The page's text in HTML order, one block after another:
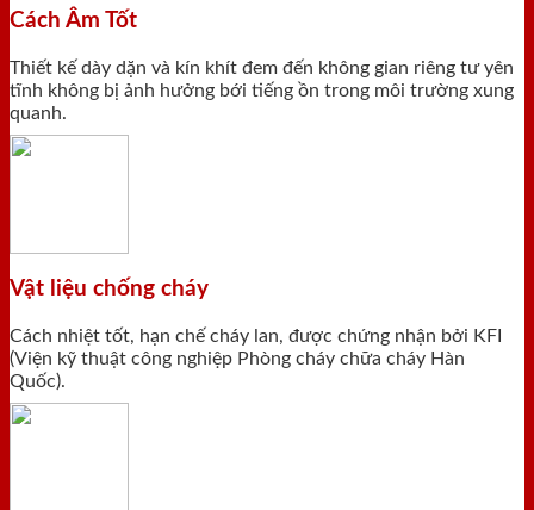
Cách Âm Tốt
Thiết kế dày dặn và kín khít đem đến không gian riêng tư yên
tĩnh không bị ảnh hưởng bới tiếng ồn trong môi trường xung
quanh.
Vật liệu chống cháy
Cách nhiệt tốt, hạn chế cháy lan, được chứng nhận bởi KFI
(Viện kỹ thuật công nghiệp Phòng cháy chữa cháy Hàn
Quốc).